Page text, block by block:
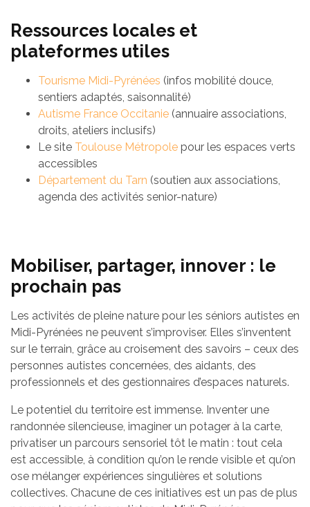
Ressources locales et
plateformes utiles
Tourisme Midi-Pyrénées (infos mobilité douce,
sentiers adaptés, saisonnalité)
Autisme France Occitanie (annuaire associations,
droits, ateliers inclusifs)
Le site Toulouse Métropole pour les espaces verts
accessibles
Département du Tarn (soutien aux associations,
agenda des activités senior-nature)
Mobiliser, partager, innover : le
prochain pas
Les activités de pleine nature pour les séniors autistes en
Midi-Pyrénées ne peuvent s’improviser. Elles s’inventent
sur le terrain, grâce au croisement des savoirs – ceux des
personnes autistes concernées, des aidants, des
professionnels et des gestionnaires d’espaces naturels.
Le potentiel du territoire est immense. Inventer une
randonnée silencieuse, imaginer un potager à la carte,
privatiser un parcours sensoriel tôt le matin : tout cela
est accessible, à condition qu’on le rende visible et qu’on
ose mélanger expériences singulières et solutions
collectives. Chacune de ces initiatives est un pas de plus